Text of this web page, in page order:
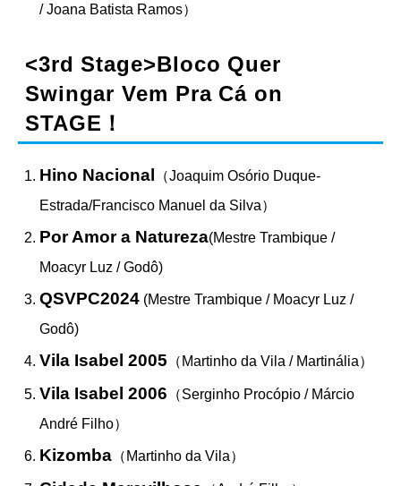
/ Joana Batista Ramos）
<3rd Stage>Bloco Quer
Swingar Vem Pra Cá on
STAGE！
Hino Nacional
（Joaquim Osório Duque-
Estrada/Francisco Manuel da Silva）
Por Amor a Natureza(Mestre Trambique /
Moacyr Luz / Godô)
QSVPC2024 (Mestre Trambique / Moacyr Luz /
Godô)
Vila Isabel 2005 （Martinho da Vila / Martinália）
Vila Isabel 2006 （Serginho Procópio / Márcio
André Filho）
Kizomba （Martinho da Vila）